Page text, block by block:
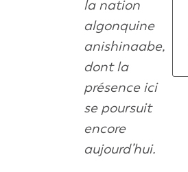
la nation
algonquine
anishinaabe,
dont la
présence ici
se poursuit
encore
aujourd’hui.